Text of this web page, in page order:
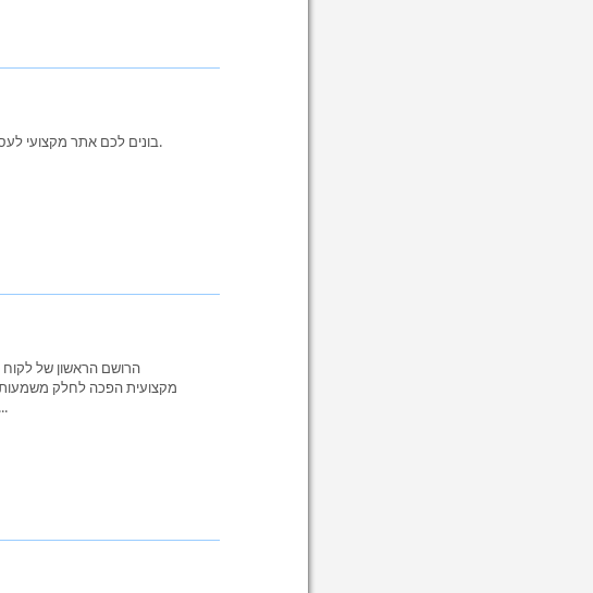
בונים לכם אתר מקצועי לעסק הקטן - עיצוב מותאם אישית, תמיכה אמינה ומחיר הוגן. קבלו הצעת מחיר עוד היום.
הרושם הראשון של לקוח
מקצועית הפכה לחלק
קטנים. תהליך בניית אתר